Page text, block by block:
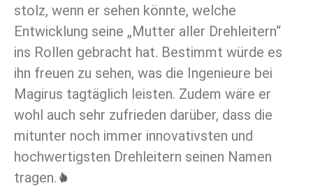
stolz, wenn er sehen könnte, welche
Entwicklung seine „Mutter aller Drehleitern“
ins Rollen gebracht hat. Bestimmt würde es
ihn freuen zu sehen, was die Ingenieure bei
Magirus tagtäglich leisten. Zudem wäre er
wohl auch sehr zufrieden darüber, dass die
mitunter noch immer innovativsten und
hochwertigsten Drehleitern seinen Namen
tragen.